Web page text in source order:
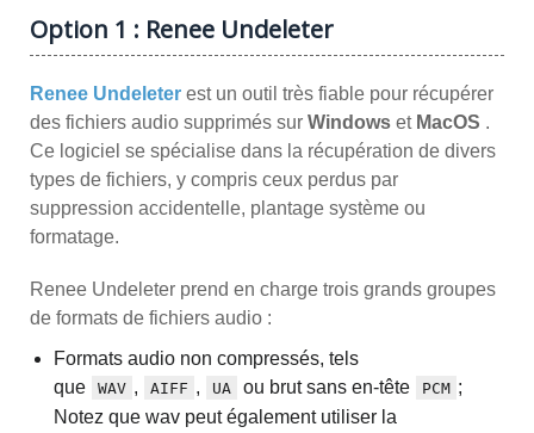
Option 1 : Renee Undeleter
Renee Undeleter est un outil très fiable pour récupérer
des fichiers audio supprimés sur Windows et MacOS .
Ce logiciel se spécialise dans la récupération de divers
types de fichiers, y compris ceux perdus par
suppression accidentelle, plantage système ou
formatage.
Renee Undeleter prend en charge trois grands groupes
de formats de fichiers audio :
Formats audio non compressés, tels
que
WAV , AIFF , UA ou brut sans en-tête PCM ;
Notez que wav peut également utiliser la